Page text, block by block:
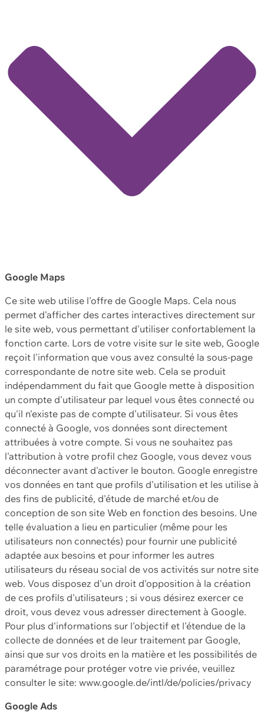
Google Maps
Ce site web utilise l'offre de Google Maps. Cela nous
permet d'afficher des cartes interactives directement sur
le site web, vous permettant d'utiliser confortablement la
fonction carte. Lors de votre visite sur le site web, Google
reçoit l'information que vous avez consulté la sous-page
correspondante de notre site web. Cela se produit
indépendamment du fait que Google mette à disposition
un compte d'utilisateur par lequel vous êtes connecté ou
qu'il n'existe pas de compte d'utilisateur. Si vous êtes
connecté à Google, vos données sont directement
attribuées à votre compte. Si vous ne souhaitez pas
l'attribution à votre profil chez Google, vous devez vous
déconnecter avant d'activer le bouton. Google enregistre
vos données en tant que profils d'utilisation et les utilise à
des fins de publicité, d'étude de marché et/ou de
conception de son site Web en fonction des besoins. Une
telle évaluation a lieu en particulier (même pour les
utilisateurs non connectés) pour fournir une publicité
adaptée aux besoins et pour informer les autres
utilisateurs du réseau social de vos activités sur notre site
web. Vous disposez d'un droit d'opposition à la création
de ces profils d'utilisateurs ; si vous désirez exercer ce
droit, vous devez vous adresser directement à Google.
Pour plus d'informations sur l'objectif et l'étendue de la
collecte de données et de leur traitement par Google,
ainsi que sur vos droits en la matière et les possibilités de
paramétrage pour protéger votre vie privée, veuillez
consulter le site: www.google.de/intl/de/policies/privacy
Google Ads